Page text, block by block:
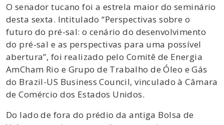
O senador tucano foi a estrela maior do seminário
desta sexta. Intitulado “Perspectivas sobre o
futuro do pré-sal: o cenário do desenvolvimento
do pré-sal e as perspectivas para uma possível
abertura”, foi realizado pelo Comitê de Energia
AmCham Rio e Grupo de Trabalho de Óleo e Gás
do Brazil-US Business Council, vinculado à Câmara
de Comércio dos Estados Unidos.
Do lado de fora do prédio da antiga Bolsa de